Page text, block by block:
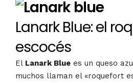
Lanark Blue: el
escocés
El Lanark Blue es un queso
muchos llaman el «roquefort